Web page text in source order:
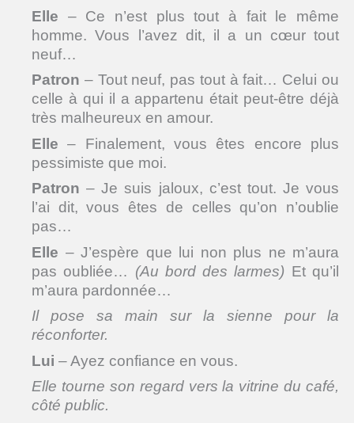
Elle – Ce n’est plus tout à fait le même
homme. Vous l’avez dit, il a un cœur tout
neuf…
Patron – Tout neuf, pas tout à fait… Celui ou
celle à qui il a appartenu était peut-être déjà
très malheureux en amour.
Elle – Finalement, vous êtes encore plus
pessimiste que moi.
Patron – Je suis jaloux, c’est tout. Je vous
l’ai dit, vous êtes de celles qu’on n’oublie
pas…
Elle – J’espère que lui non plus ne m’aura
pas oubliée… (Au bord des larmes) Et qu’il
m’aura pardonnée…
Il pose sa main sur la sienne pour la
réconforter.
Lui – Ayez confiance en vous.
Elle tourne son regard vers la vitrine du café,
côté public.